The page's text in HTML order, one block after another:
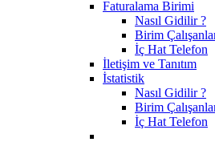
Faturalama Birimi
Nasıl Gidilir ?
Birim
İç Hat Telefon
İletişim ve Tanıtım
İstatistik
Nasıl Gidilir ?
Birim
İç Hat Telefon